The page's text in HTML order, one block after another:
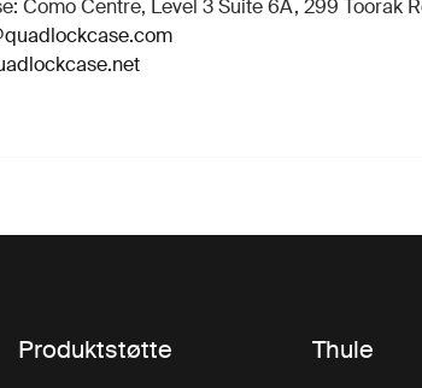
Como Centre, Level 3 Suite 6A, 299 Toorak
Produktstøtte Thule